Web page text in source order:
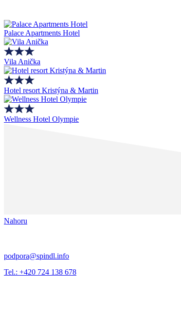
Palace Apartments Hotel
Vila Anička
Hotel resort Kristýna & Martin
Wellness Hotel Olympie
Nahoru
podpora@spindl.info
Tel.: +420 724 138 678